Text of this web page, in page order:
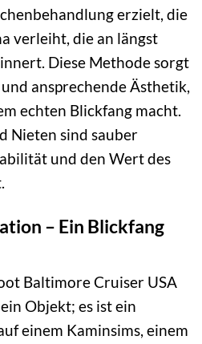
erzielt, die
verleiht, die an längst
Diese Methode sorgt
ansprechende Ästhetik,
echten Blickfang macht.
Nieten sind sauber
und den Wert des
– Ein Blickfang
Baltimore Cruiser USA
Objekt; es ist ein
einem Kaminsims, einem